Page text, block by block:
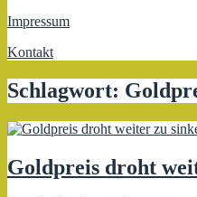
Impressum
Kontakt
Schlagwort:
Goldpreis droht